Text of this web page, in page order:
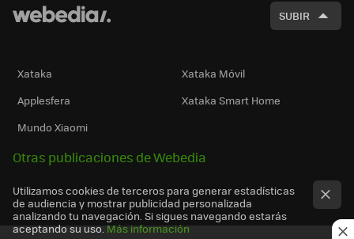
SUBIR
Xataka
Xataka Móvil
Applesfera
Xataka Smart Home
Mundo Xiaomi
Otras publicaciones de Webedia
Utilizamos cookies de terceros para generar estadísticas
de audiencia y mostrar publicidad personalizada
analizando tu navegación. Si sigues navegando estarás
aceptando su uso. Más información